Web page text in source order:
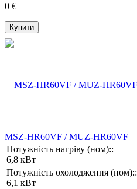
0 €
Купити
MSZ-HR60VF / MUZ-HR60VF
Потужність нагріву (ном)::
6,8 кВт
Потужність охолодження (ном)::
6,1 кВт